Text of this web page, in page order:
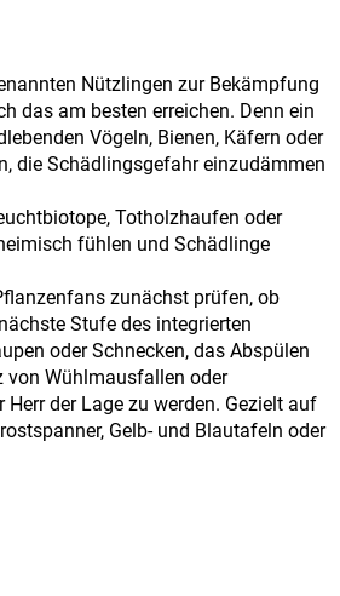
Nützlingen zur Bekämpfung
das am besten erreichen. Denn ein
Vögeln, Bienen, Käfern oder
die Schädlingsgefahr einzudämmen
Totholzhaufen oder
fühlen und Schädlinge
zunächst prüfen, ob
Stufe des integrierten
oder Schnecken, das Abspülen
von Wühlmausfallen oder
der Lage zu werden. Gezielt auf
Gelb- und Blautafeln oder